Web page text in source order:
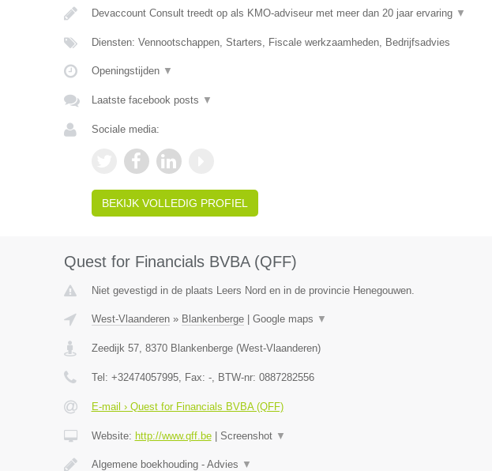
Devaccount Consult treedt op als KMO-adviseur met meer dan 20 jaar ervaring ▼
Diensten: Vennootschappen, Starters, Fiscale werkzaamheden, Bedrijfsadvies
Openingstijden ▼
Laatste facebook posts ▼
Sociale media:
BEKIJK VOLLEDIG PROFIEL
Quest for Financials BVBA (QFF)
Niet gevestigd in de plaats Leers Nord en in de provincie Henegouwen.
West-Vlaanderen» Blankenberge| Google maps ▼
Zeedijk 57, 8370 Blankenberge(West-Vlaanderen)
Tel: +32474057995, Fax: -, BTW-nr: 0887282556
E-mail › Quest for Financials BVBA (QFF)
Website: http://www.qff.be| Screenshot ▼
Algemene boekhouding - Advies ▼